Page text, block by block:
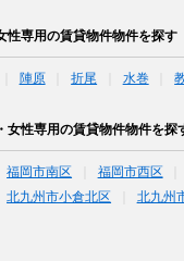
性専用の賃貸物件物件を探す
陣原 折尾 水巻
女性専用の賃貸物件物件を探
福岡市南区 福岡市西区
北九州市小倉北区 北九州